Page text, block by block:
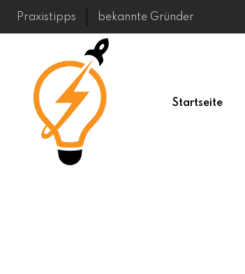
Skip
Praxistipps bekannte Gründer
Startseite